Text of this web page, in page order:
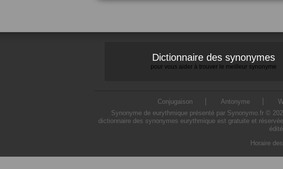
Dictionnaire des synonymes
pour vous aider à trouver le meilleur synonyme
Conjugaison Antonyme
Synonyme de eurythmique présenté par Synonymo.fr ©
dictionnaire des synonymes eurythmique est gratuite et
Horaire